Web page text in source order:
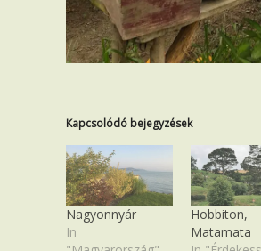
Kapcsolódó bejegyzések
Nagyonnyár
In
Hobbiton,
Matamata